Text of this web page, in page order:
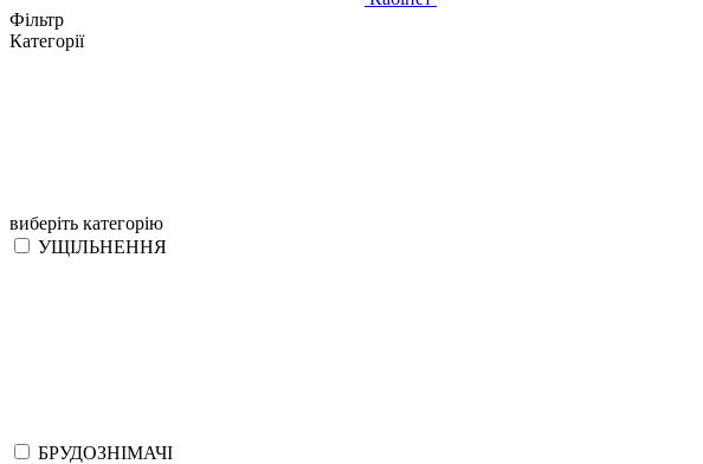
Фільтр
Категорії
виберіть категорію
УЩІЛЬНЕННЯ
БРУДОЗНІМАЧІ